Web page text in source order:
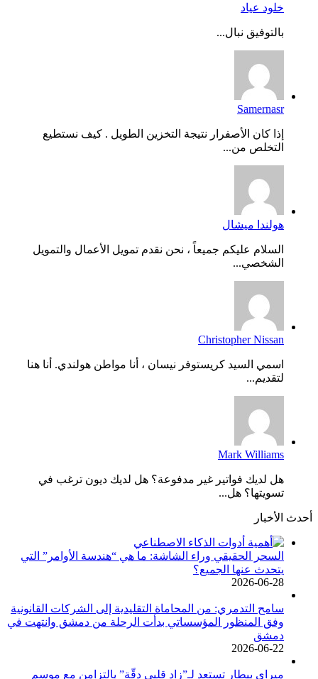
خلود عياد
بالتوفيق نبال...
Samernasr
إذا كان الأصفرار نتيجة التخزين الطويل . كيف نستطيع
التخلص من...
هولندا ميشال
السلام عليكم جميعاً ، نحن نقدم تمويل الأعمال والتمويل
الشخصي...
Christopher Nissan
اسمي السيد كريستوفر نيسان ، أنا مواطن هولندي. أنا هنا
لتقديم...
Mark Williams
هل لديك فواتير غير مدفوعة؟ هل لديك ديون ترغب في
تسويتها؟ هل...
أحدث الأخبار
السحر الحقيقي وراء الشاشة: ما هي “هندسة الأوامر” التي
يتحدث عنها الجميع؟
2026-06-28
سامح التدمري: من المحاماة التقليدية إلى الشركات القانونية
وفق المنظور المؤسساتي بدأت الرحلة من دمشق وانتهت في
دمشق
2026-06-22
ميراي بيطار تستعد لـ”زاد قلبي دقّة” بالتزامن مع موسم